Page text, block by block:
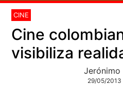
CINE
Cine
visibiliza
Jerónimo
29/05/2013